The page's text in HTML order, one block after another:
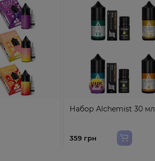
Набор Alchemist 30 мл
359 грн